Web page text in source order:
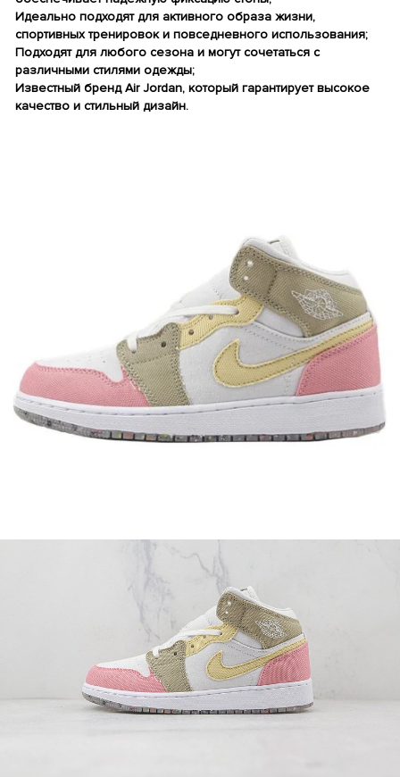
Идеально подходят для активного образа жизни,
спортивных тренировок и повседневного использования;
Подходят для любого сезона и могут сочетаться с
различными стилями одежды;
Известный бренд Air Jordan, который гарантирует высокое
качество и стильный дизайн.